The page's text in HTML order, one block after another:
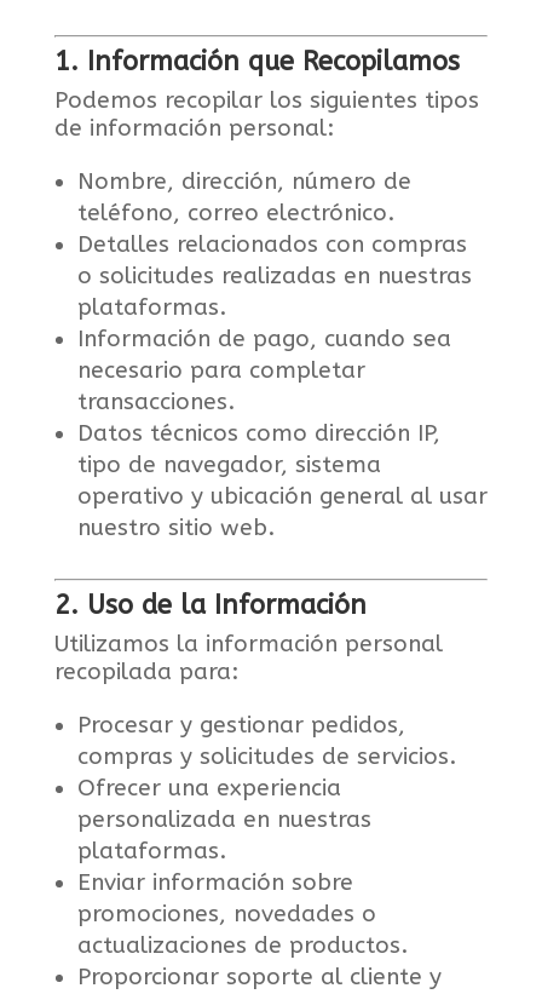
1. Información que Recopilamos
Podemos recopilar los siguientes tipos
de información personal:
Nombre, dirección, número de
teléfono, correo electrónico.
Detalles relacionados con compras
o solicitudes realizadas en nuestras
plataformas.
Información de pago, cuando sea
necesario para completar
transacciones.
Datos técnicos como dirección IP,
tipo de navegador, sistema
operativo y ubicación general al usar
nuestro sitio web.
2. Uso de la Información
Utilizamos la información personal
recopilada para:
Procesar y gestionar pedidos,
compras y solicitudes de servicios.
Ofrecer una experiencia
personalizada en nuestras
plataformas.
Enviar información sobre
promociones, novedades o
actualizaciones de productos.
Proporcionar soporte al cliente y